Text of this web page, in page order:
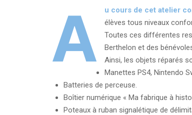
A u cours de cet atelier
élèves tous niveaux
Toutes ces différentes
Berthelon et des
Ainsi, les objets réparés
Manettes PS4, Nintendo
Batteries de perceuse.
Boîtier numérique « Ma fabrique à
Poteaux à ruban signalétique de